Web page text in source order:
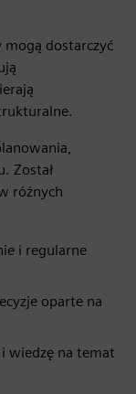
dostarczyć
Został
różnych
i regularne
oparte na
wiedzę na temat